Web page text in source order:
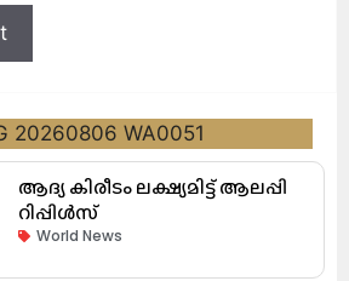
ആദ്യ കിരീടം ലക്ഷ്യമിട്ട് ആലപ്പി
റിപ്പിൾസ്
World News